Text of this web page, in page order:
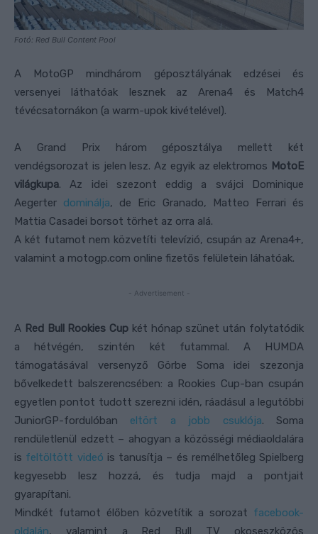
Fotó: Red Bull Content Pool
A MotoGP mindhárom géposztályának edzései és
versenyei láthatóak lesznek az Arena4 és Match4
tévécsatornákon (a warm-upok kivételével).
A Grand Prix három géposztálya mellett két
vendégsorozat is jelen lesz. Az egyik az elektromos MotoE
világkupa. Az idei szezont eddig a svájci Dominique
Aegerter dominálja, de Eric Granado, Matteo Ferrari és
Mattia Casadei borsot törhet az orra alá.
A két futamot nem közvetíti televízió, csupán az Arena4+,
valamint a motogp.com online fizetős felületein láhatóak.
- Advertisement -
A Red Bull Rookies Cup két hónap szünet után folytatódik
a hétvégén, szintén két futammal. A HUMDA
támogatásával versenyző Görbe Soma idei szezonja
bővelkedett balszerencsében: a Rookies Cup-ban csupán
egyetlen pontot tudott szerezni idén, ráadásul a legutóbbi
JuniorGP-fordulóban eltört a jobb csuklója. Soma
rendületlenül edzett – ahogyan a közösségi médiaoldalára
is feltöltött videó is tanusítja – és remélhetőleg Spielberg
kegyesebb lesz hozzá, és tudja majd a pontjait
gyarapítani.
Mindkét futamot élőben közvetítik a sorozat facebook-
oldalán, valamint a Red Bull TV okoseszközös